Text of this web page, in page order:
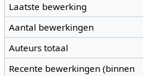
Laatste bewerking
Aantal bewerkingen
Auteurs totaal
Recente bewerkingen (binnen